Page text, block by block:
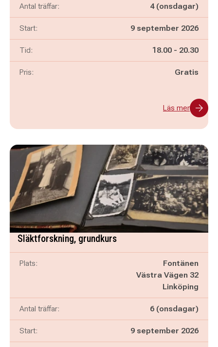
Antal träffar: 4 (onsdagar)
Start: 9 september 2026
Tid: Pågår mellan
18.00 - och
20.30
Pris: Gratis
Läs mer
Släktforskning, grundkurs
Plats:
Fontänen
Västra Vägen 32
Linköping
Antal träffar: 6 (onsdagar)
Start: 9 september 2026